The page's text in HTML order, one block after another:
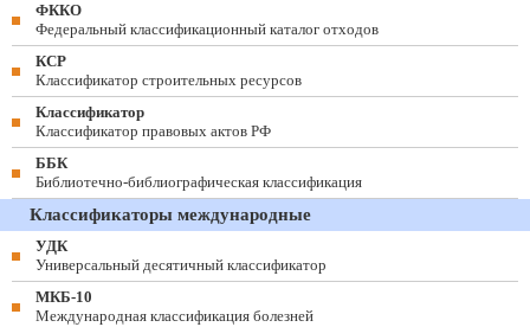
ФККО
Федеральный классификационный каталог отходов
КСР
Классификатор строительных ресурсов
Классификатор
Классификатор правовых актов РФ
ББК
Библиотечно-библиографическая классификация
Классификаторы международные
УДК
Универсальный десятичный классификатор
МКБ-10
Международная классификация болезней